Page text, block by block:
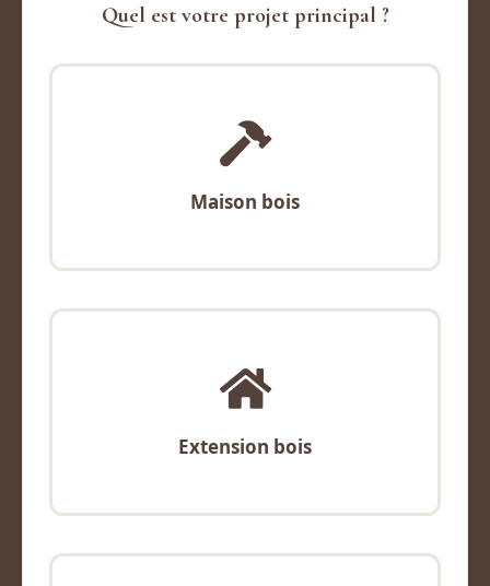
Quel est votre projet principal ?
Maison bois
Extension bois